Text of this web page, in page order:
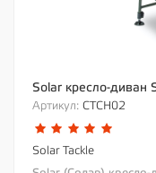
Solar кресло-диван
Артикул: CTCH02
Solar Tackle